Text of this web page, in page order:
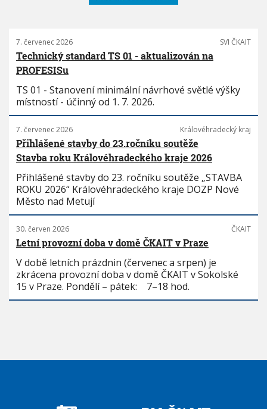
7. červenec 2026 SVI ČKAIT
Technický standard TS 01 - aktualizován na
PROFESISu
TS 01 - Stanovení minimální návrhové světlé výšky
místností - účinný od 1. 7. 2026.
7. červenec 2026 Královéhradecký kraj
Přihlášené stavby do 23.ročníku soutěže
Stavba roku Královéhradeckého kraje 2026
Přihlášené stavby do 23. ročníku soutěže „STAVBA
ROKU 2026“ Královéhradeckého kraje DOZP Nové
Město nad Metují
30. červen 2026 ČKAIT
Letní provozní doba v domě ČKAIT v Praze
V době letních prázdnin (červenec a srpen) je
zkrácena provozní doba v domě ČKAIT v Sokolské
15 v Praze. Pondělí – pátek: 7–18 hod.